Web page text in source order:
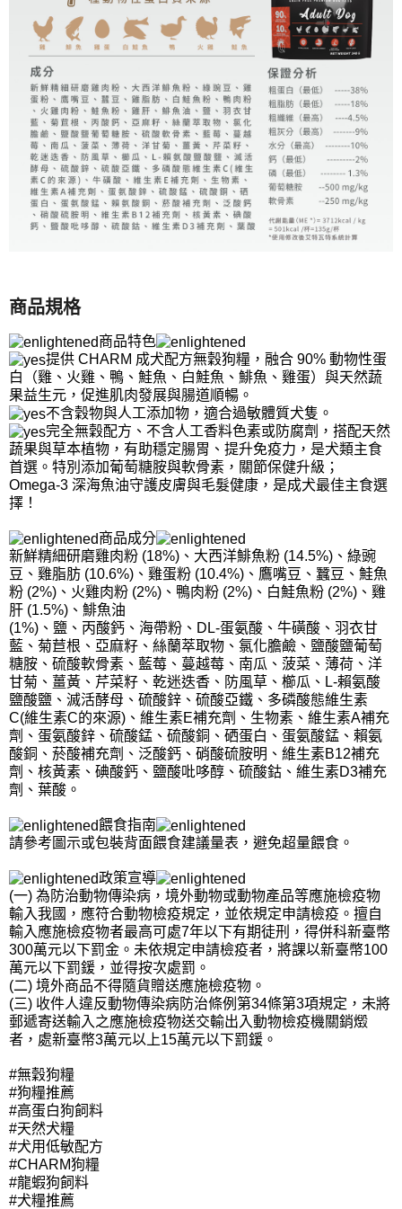
商品規格
商品特色
提供 CHARM 成犬配方無穀狗糧，融合 90% 動物性蛋
白（雞、火雞、鴨、鮭魚、白鮭魚、鯡魚、雞蛋）與天然蔬
果益生元，促進肌肉發展與腸道順暢。
不含穀物與人工添加物，適合過敏體質犬隻。
完全無穀配方、不含人工香料色素或防腐劑，搭配天然
蔬果與草本植物，有助穩定腸胃、提升免疫力，是犬類主食
首選。特別添加葡萄糖胺與軟骨素，關節保健升級；
Omega‑3 深海魚油守護皮膚與毛髮健康，是成犬最佳主食選
擇！
商品成分
新鮮精細研磨雞肉粉 (18%)、大西洋鯡魚粉 (14.5%)、綠豌
豆、雞脂肪 (10.6%)、雞蛋粉 (10.4%)、鷹嘴豆、蠶豆、鮭魚
粉 (2%)、火雞肉粉 (2%)、鴨肉粉 (2%)、白鮭魚粉 (2%)、雞
肝 (1.5%)、鯡魚油
(1%)、鹽、丙酸鈣、海帶粉、DL-蛋氨酸、牛磺酸、羽衣甘
藍、菊苣根、亞麻籽、絲蘭萃取物、氯化膽鹼、鹽酸鹽葡萄
糖胺、硫酸軟骨素、藍莓、蔓越莓、南瓜、菠菜、薄荷、洋
甘菊、薑黃、芹菜籽、乾迷迭香、防風草、櫛瓜、L-賴氨酸
鹽酸鹽、滅活酵母、硫酸鋅、硫酸亞鐵、多磷酸態維生素
C(維生素C的來源)、維生素E補充劑、生物素、維生素A補充
劑、蛋氨酸鋅、硫酸錳、硫酸銅、硒蛋白、蛋氨酸錳、賴氨
酸銅、菸酸補充劑、泛酸鈣、硝酸硫胺明、維生素B12補充
劑、核黃素、碘酸鈣、鹽酸吡哆醇、硫酸鈷、維生素D3補充
劑、葉酸。
餵食指南
請參考圖示或包裝背面餵食建議量表，避免超量餵食。
政策宣導
(一) 為防治動物傳染病，境外動物或動物產品等應施檢疫物
輸入我國，應符合動物檢疫規定，並依規定申請檢疫。擅自
輸入應施檢疫物者最高可處7年以下有期徒刑，得併科新臺幣
300萬元以下罰金。未依規定申請檢疫者，將課以新臺幣100
萬元以下罰鍰，並得按次處罰。
(二) 境外商品不得隨貨贈送應施檢疫物。
(三) 收件人違反動物傳染病防治條例第34條第3項規定，未將
郵遞寄送輸入之應施檢疫物送交輸出入動物檢疫機關銷燬
者，處新臺幣3萬元以上15萬元以下罰鍰。
#無穀狗糧
#狗糧推薦
#高蛋白狗飼料
#天然犬糧
#犬用低敏配方
#CHARM狗糧
#龍蝦狗飼料
#犬糧推薦